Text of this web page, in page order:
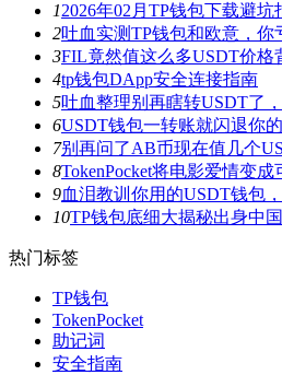
12026年02月TP钱包下载避
2吐血实测TP钱包和欧意，你
3FIL竟然值这么多USDT价格
4tp钱包DApp安全连接指南
5吐血整理别再瞎转USDT了
6USDT钱包一转账就闪退你
7别再问了AB币现在值几个
8TokenPocket将电影爱情变
9血泪教训你用的USDT钱包
10TP钱包底细大揭秘出身中
热门标签
TP钱包
TokenPocket
助记词
安全指南